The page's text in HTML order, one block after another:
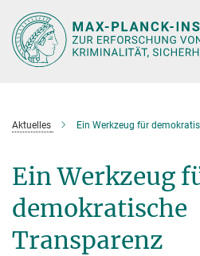
Hauptinhalt
Aktuelles Ein Werkzeug für
Ein Werkzeug
demokratische
Transparenz